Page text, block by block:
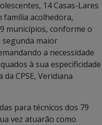
14 Casas-Lares
família acolhedora,
municípios, conforme o
segunda maior
a necessidade
à sua especificidade
CPSE, Veridiana
para técnicos dos 79
vez atuarão como